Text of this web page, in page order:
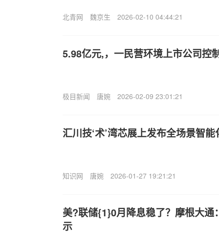
北青网 魏京生 2026-02-10 04:44:21
5.98亿元,，一民营环境上市公司控
极目新闻 唐婉 2026-02-09 23:01:21
汇川技‘术’湾芯展上发布全场景智
知识网 唐婉 2026-01-27 19:21:21
美?联储{1}0月降息稳了？摩根大通
示